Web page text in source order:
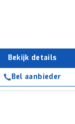
Bekijk details
Bel aanbieder